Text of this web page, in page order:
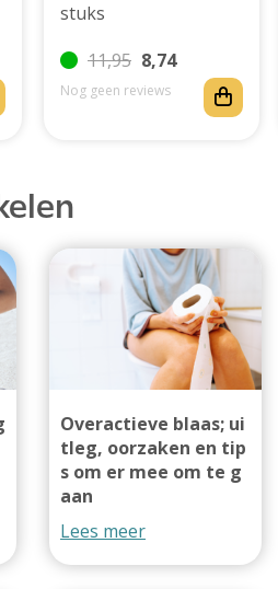
stuks
11,95 8,74
Nog geen reviews
Overactieve blaas; ui
tleg, oorzaken en tip
s om er mee om te g
aan
Lees meer